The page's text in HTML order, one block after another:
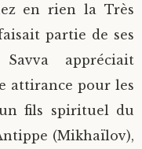
en rien la Très
partie de ses
appréciait
attirance pour les
fils spirituel du
(Mikhaïlov),